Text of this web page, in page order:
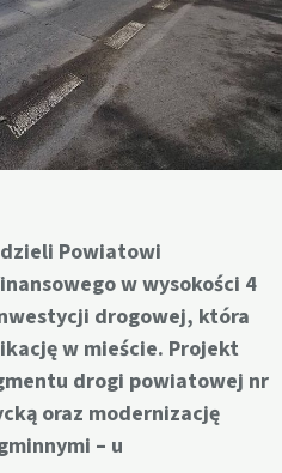
Powiatowi
w wysokości 4
drogowej, która
w mieście. Projekt
drogi powiatowej nr
oraz modernizację
– u